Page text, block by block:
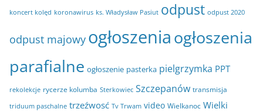
koncert kolęd koronawirus ks. Władysław Pasiut odpust odpust 2020
odpust majowy ogłoszeniaogłoszenia
parafialne ogłoszenie pasterka pielgrzymka PPT
rekolekcje rycerze kolumba Sterkowiec Szczepanów transmisja
triduum paschalne trzeźwosć Tv Trwam video Wielkanoc Wielki